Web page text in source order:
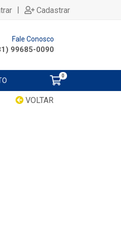
| Cadastrar
Fale Conosco
99685-0090
0
VOLTAR